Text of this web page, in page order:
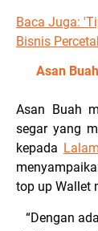
Baca Juga:
Bisnis
Asan
Asan Buah
segar yang
kepada
top up Wallet
“Dengan